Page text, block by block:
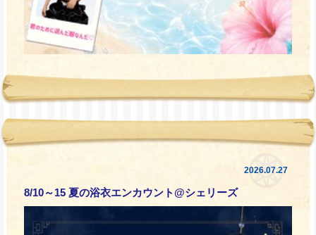
2026.07.27
8/10～15 夏の浴衣エンカウント@シェリーズ